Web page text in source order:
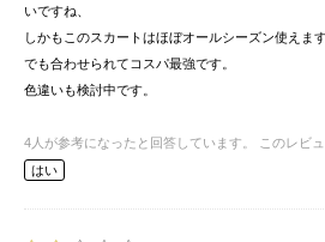
いですね、
しかもこのスカートはほぼオールシーズン使えま
でも合わせられてコスパ最強です。
色違いも検討中です。
4 人が参考になったと回答しています。
このレビ
はい